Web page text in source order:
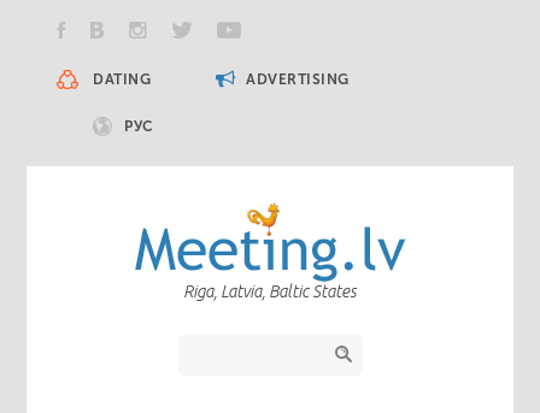
DATING ADVERTISING
РУС
Riga, Latvia, Baltic States